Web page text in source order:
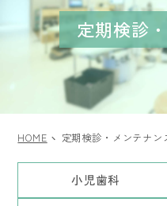
定期検診
HOME 定期検診・メンテナン
小児歯科